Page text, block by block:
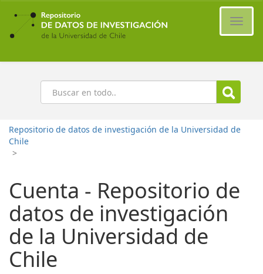
Ir
contenido
principal
Buscar
Repositorio de datos de investigación de la Universidad de
Chile
>
Cuenta - Repositorio de
datos de investigación
de la Universidad de
Chile